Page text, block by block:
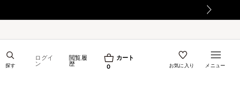
【重要】令和8年熊本地震の影響によるお荷物のお届け遅
ログイ
ン
閲覧履
歴
カート
0
探す お気に入り メニュー